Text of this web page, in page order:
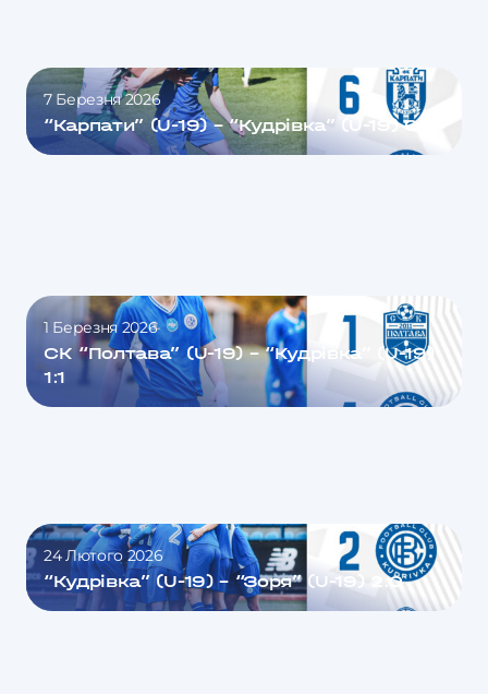
7 Березня 2026
“Карпати” (U-19) – “Кудрівка” (U-19) 6:1
1 Березня 2026
СК “Полтава” (U-19) – “Кудрівка” (U-19)
1:1
24 Лютого 2026
“Кудрівка” (U-19) – “Зоря” (U-19) 2:0